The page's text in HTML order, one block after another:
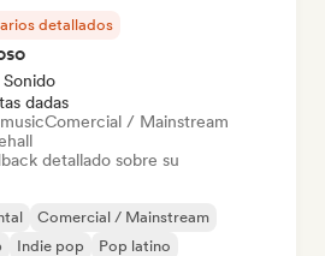
detallados
dadas
Comercial / Mainstream
detallado sobre su
Comercial / Mainstream
Indie pop
Pop latino